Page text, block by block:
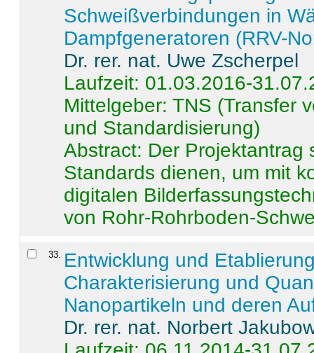
Schweißverbindungen in
Dampfgeneratoren (RRV-
Dr. rer. nat. Uwe Zscherpel
Laufzeit: 01.03.2016-
Mittelgeber: TNS (Transfer
und Standardisierung)
Abstract: Der Projektantrag
Standards dienen, um mit
digitalen
von Rohr-Rohrboden-
33. Entwicklung und
Charakterisierung und
Nanopartikeln und deren
Dr. rer. nat. Norbert